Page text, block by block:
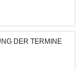
DER TERMINE